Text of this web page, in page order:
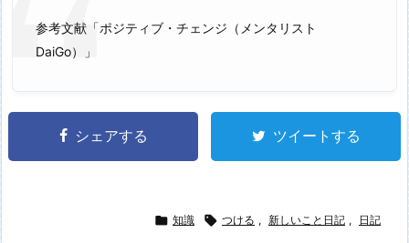
参考文献「ポジティブ・チェンジ（メンタリスト
DaiGo）」
シェアする ツイートする
 知識  つける , 新しいこと日記 , 日記